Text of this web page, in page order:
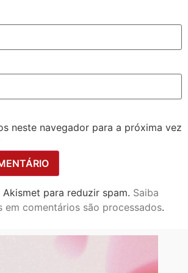
neste navegador para a próxima vez
para reduzir spam. Saiba
em comentários são processados.